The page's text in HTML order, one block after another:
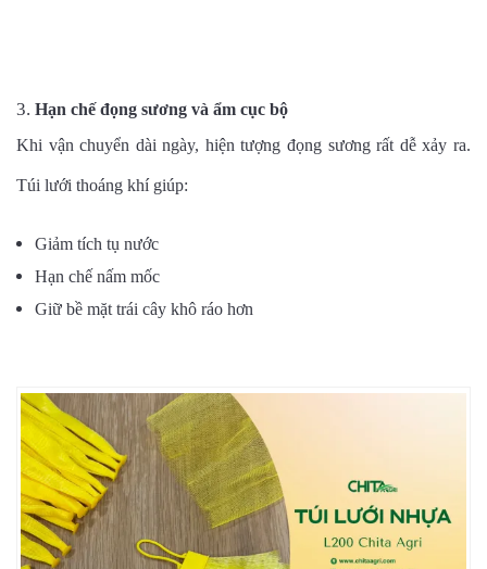
Hạn chế đọng sương và ẩm cục bộ
Khi vận chuyển dài ngày, hiện tượng đọng sương rất dễ xảy ra.
Túi lưới thoáng khí giúp:
Giảm tích tụ nước
Hạn chế nấm mốc
Giữ bề mặt trái cây khô ráo hơn